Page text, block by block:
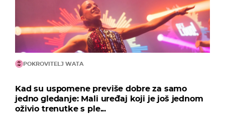
POKROVITELJ WATA
Kad su uspomene previše dobre za samo
jedno gledanje: Mali uređaj koji je još jednom
oživio trenutke s ple...